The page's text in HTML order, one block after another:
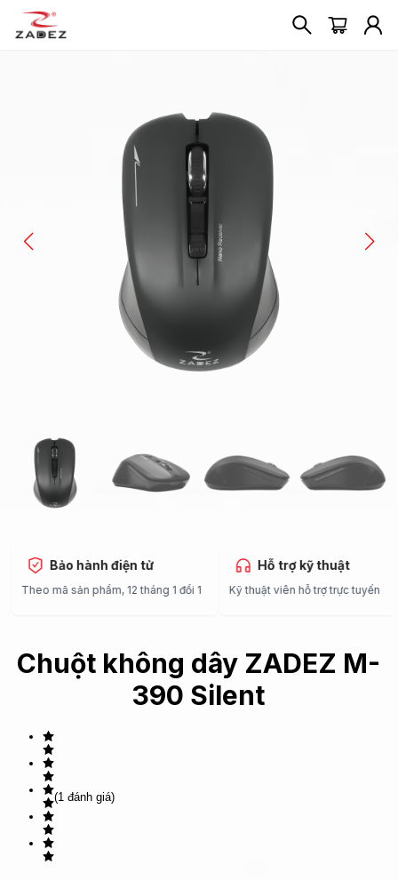
Bảo hành điện tử
Theo mã sản phẩm, 12 tháng 1 đổi 1
Hỗ trợ kỹ thuật
Kỹ thuật viên hỗ trợ trực tuyến
Chuột không dây ZADEZ M-
390 Silent
(1 đánh giá)